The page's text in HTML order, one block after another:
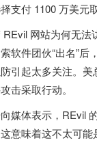
支付 1100 万美元
REvil 网站为何无法
软件团伙“出名”后
引起太多关注。美
击采取行动。
媒体表示，REvil
意味着这不太可能